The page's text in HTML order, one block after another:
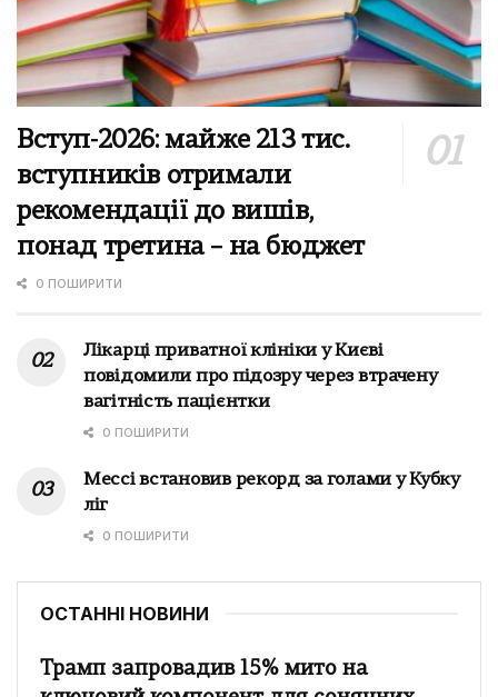
Вступ-2026: майже 213 тис.
вступників отримали
рекомендації до вишів,
понад третина – на бюджет
0 ПОШИРИТИ
Лікарці приватної клініки у Києві
повідомили про підозру через втрачену
вагітність пацієнтки
0 ПОШИРИТИ
Мессі встановив рекорд за голами у Кубку
ліг
0 ПОШИРИТИ
ОСТАННІ НОВИНИ
Трамп запровадив 15% мито на